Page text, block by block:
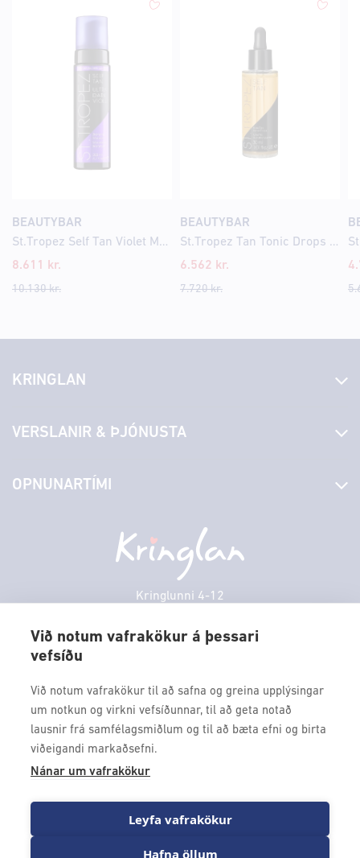
Við notum vafrakökur á þessari
vefsíðu
Við notum vafrakökur til að safna og greina upplýsingar
um notkun og virkni vefsíðunnar, til að geta notað
lausnir frá samfélagsmiðlum og til að bæta efni og birta
viðeigandi markaðsefni.
Nánar um vafrakökur
Leyfa vafrakökur
Hafna öllum
BEAUTYBAR
St.Tropez Self Tan Violet Mousse 200ml
8.611
kr.
10.130kr.
BEAUTYBAR
St.Tropez Tan Tonic Drops 30ml
6.562 kr.
7.720kr.
Kringlunni 4-12
kringlan@kringlan.is
KRINGLAN
Laus störf
Hafðu samband
Persónuverndarstefna
VERSLANIR & ÞJÓNUSTA
Borgarbókasafn
Borgarleikhúsið
Ævintýraland
OPNUNARTÍMI
Fimmtudagur
VERTU MEÐ
Fáðu forskot á dagskrána okkar og sértilboð með því að skrá